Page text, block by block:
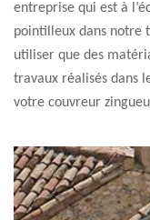
entreprise qui est à
pointilleux dans notre
utiliser que des
travaux réalisés dans
votre couvreur